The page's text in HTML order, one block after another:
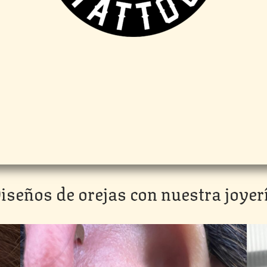
de orejas con nuestra